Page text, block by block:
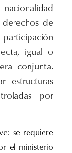
de
igual o
conjunta.
estructuras
por
se requiere
el ministerio